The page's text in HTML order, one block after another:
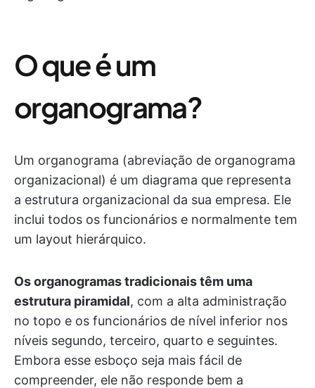
O que é um
organograma?
Um organograma (abreviação de organograma
organizacional) é um diagrama que representa
a estrutura organizacional da sua empresa. Ele
inclui todos os funcionários e normalmente tem
um layout hierárquico.
Os organogramas tradicionais têm uma
estrutura piramidal, com a alta administração
no topo e os funcionários de nível inferior nos
níveis segundo, terceiro, quarto e seguintes.
Embora esse esboço seja mais fácil de
compreender, ele não responde bem a